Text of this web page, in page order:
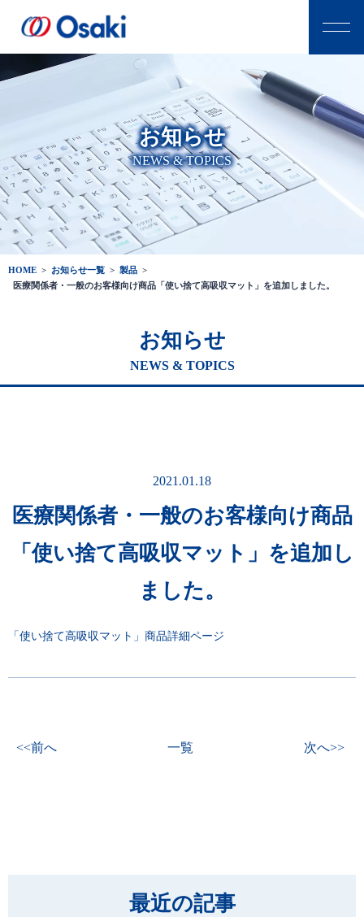
お知らせ
NEWS & TOPICS
HOME > お知らせ一覧 > 製品 >
医療関係者・一般のお客様向け商品「使い捨て高吸収マット」を追加しました。
お知らせ
NEWS & TOPICS
2021.01.18
医療関係者・一般のお客様向け商品
「使い捨て高吸収マット」を追加し
ました。
「使い捨て高吸収マット」商品詳細ページ
<<前へ 一覧 次へ>>
最近の記事